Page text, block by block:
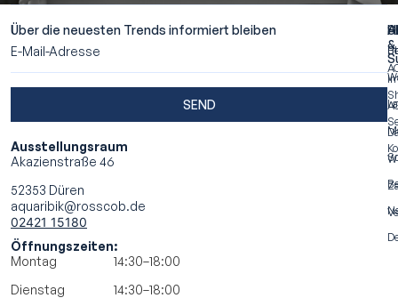
Über die neuesten Trends informiert bleiben
SEND
Ausstellungsraum
Akazienstraße 46
52353 Düren
aquaribik@rosscob.de
02421 15180
Öffnungszeiten:
Montag
14:30–18:00
Dienstag
14:30–18:00
&